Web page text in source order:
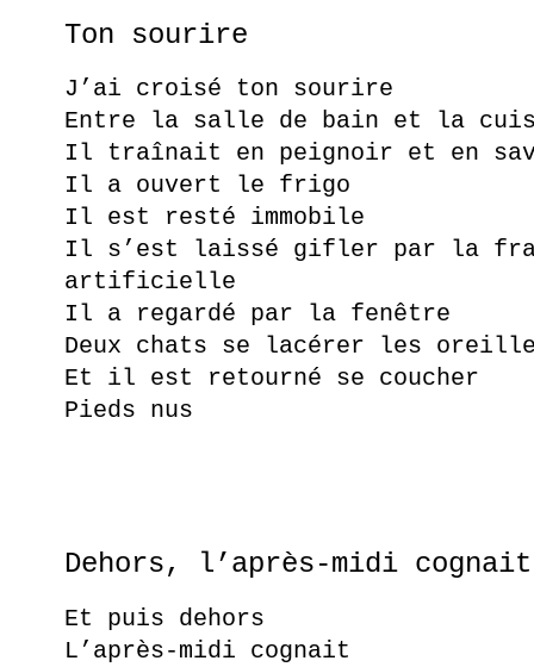
Ton sourire
J’ai croisé ton sourire
Entre la salle de bain et la
Il traînait en peignoir et en
Il a ouvert le frigo
Il est resté immobile
Il s’est laissé gifler par la
artificielle
Il a regardé par la fenêtre
Deux chats se lacérer les
Et il est retourné se coucher
Pieds nus
Dehors, l’après-midi cognait
Et puis dehors
L’après-midi cognait